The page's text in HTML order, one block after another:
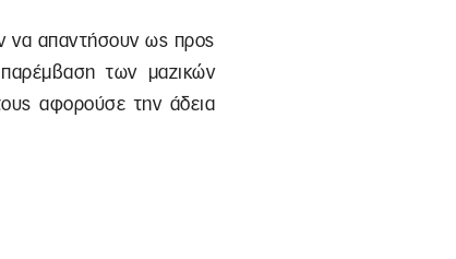
να απαντήσουν ως προς
των μαζικών
αφορούσε την άδεια